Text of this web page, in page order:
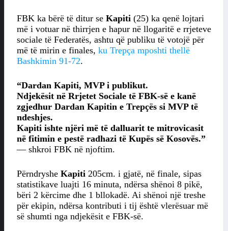
FBK ka bërë të ditur se Kapiti (25) ka qenë lojtari
më i votuar në thirrjen e hapur në llogaritë e rrjeteve
sociale të Federatës, ashtu që publiku të votojë për
më të mirin e finales, ku Trepça mposhti thellë
Bashkimin 91-72.
“Dardan Kapiti, MVP i publikut.
Ndjekësit në Rrjetet Sociale të FBK-së e kanë
zgjedhur Dardan Kapitin e Trepçës si MVP të
ndeshjes.
Kapiti ishte njëri më të dalluarit te mitrovicasit
në fitimin e pestë radhazi të Kupës së Kosovës.”
— shkroi FBK në njoftim.
Përndryshe Kapiti 205cm. i gjatë, në finale, sipas
statistikave luajti 16 minuta, ndërsa shënoi 8 pikë,
bëri 2 kërcime dhe 1 bllokadë. Ai shënoi një treshe
për ekipin, ndërsa kontributi i tij është vlerësuar më
së shumti nga ndjekësit e FBK-së.